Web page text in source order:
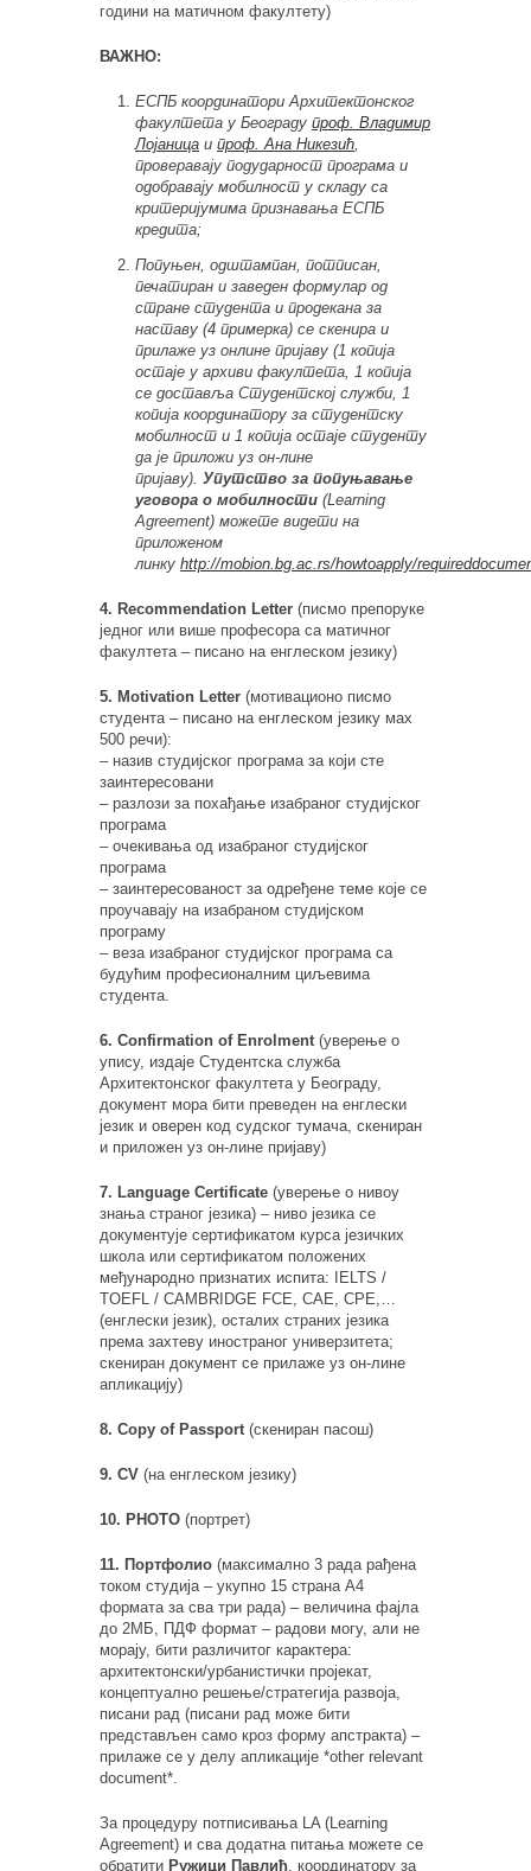
години на матичном факултету)
ВАЖНО:
ЕСПБ координатори Архитектонског
факултета у Београду проф. Владимир
Лојаница и проф. Ана Никезић
проверавају подударност програма и
одобравају мобилност у складу са
критеријумима признавања ЕСПБ
кредита;
Попуњен, одштампан, потписан,
печатиран и заведен формулар од
стране студента и продекана за
наставу (4 примерка) се скенира и
прилаже уз онлине пријаву (1 копија
остаје у архиви факултета, 1 копија
се доставља Студентској служби, 1
копија координатору за студентску
мобилност и 1 копија остаје студенту
да је приложи уз он-лине
пријаву). Упутство за попуњавање
уговора о мобилности (Learning
Agreement) можете видети на
приложеном
линку http://mobion.bg.ac.rs/howtoapply/
4. Recommendation Letter (писмо препоруке
једног или више професора са матичног
факултета – писано на енглеском језику)
5. Motivation Letter (мотивационо писмо
студента – писано на енглеском језику маx
500 речи):
– назив студијског програма за који сте
заинтересовани
– разлози за похађање изабраног студијског
програма
– очекивања од изабраног студијског
програма
– заинтересованост за одређене теме које се
проучавају на изабраном студијском
програму
– веза изабраног студијског програма са
будућим професионалним циљевима
студента.
6. Confirmation of Enrolment (уверење о
упису, издаје Студентска служба
Архитектонског факултета у Београду,
документ мора бити преведен на енглески
језик и оверен код судског тумача, скениран
и приложен уз он-лине пријаву)
7. Language Certificate (уверење о нивоу
знања страног језика) – ниво језика се
документује сертификатом курса језичких
школа или сертификатом положених
међународно признатих испита: IELTS /
TOEFL / CAMBRIDGE FCE, CAE, CPE,…
(енглески језик), осталих страних језика
према захтеву иностраног универзитета;
скениран документ се прилаже уз он-лине
апликацију)
8. Copy of Passport (скениран пасош)
9. CV (на енглеском језику)
10. PHOTO (портрет)
11. Портфолио (максимално 3 рада рађена
током студија – укупно 15 страна А4
формата за сва три рада) – величина фајла
до 2МБ, ПДФ формат – радови могу, али не
морају, бити различитог карактера:
архитектонски/урбанистички пројекат,
концептуално решење/стратегија развоја,
писани рад (писани рад може бити
представљен само кроз форму апстракта) –
прилаже се у делу апликације *other relevant
document*.
За процедуру потписивања LA (Learning
Agreement) и сва додатна питања можете се
обратити Ружици Павлић , координатору за